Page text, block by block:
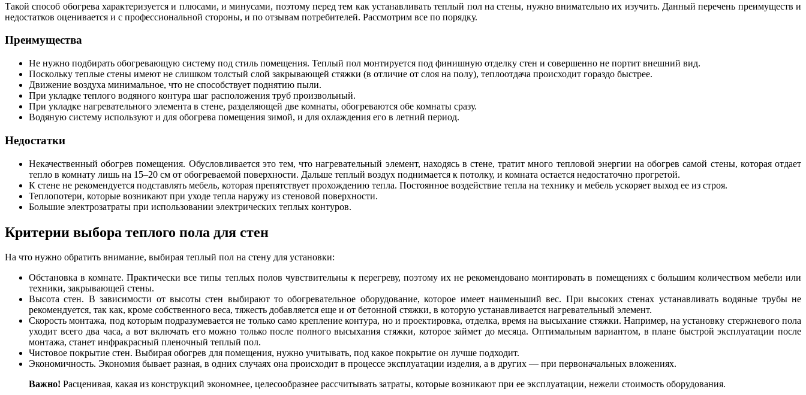
Такой способ обогрева характеризуется и плюсами, и минусами, поэтому перед тем как устанавливать теплый пол на стены, нужно внимательно их изучить. Данный перечень преимуществ и
недостатков оценивается и с профессиональной стороны, и по отзывам потребителей. Рассмотрим все по порядку.
Преимущества
Не нужно подбирать обогревающую систему под стиль помещения. Теплый пол монтируется под финишную отделку стен и совершенно не портит внешний вид.
Поскольку теплые стены имеют не слишком толстый слой закрывающей стяжки (в отличие от слоя на полу), теплоотдача происходит гораздо быстрее.
Движение воздуха минимальное, что не способствует поднятию пыли.
При укладке теплого водяного контура шаг расположения труб произвольный.
При укладке нагревательного элемента в стене, разделяющей две комнаты, обогреваются обе комнаты сразу.
Водяную систему используют и для обогрева помещения зимой, и для охлаждения его в летний период.
Недостатки
Некачественный обогрев помещения. Обусловливается это тем, что нагревательный элемент, находясь в стене, тратит много тепловой энергии на обогрев самой стены, которая отдает
тепло в комнату лишь на 15–20 см от обогреваемой поверхности. Дальше теплый воздух поднимается к потолку, и комната остается недостаточно прогретой.
К стене не рекомендуется подставлять мебель, которая препятствует прохождению тепла. Постоянное воздействие тепла на технику и мебель ускоряет выход ее из строя.
Теплопотери, которые возникают при уходе тепла наружу из стеновой поверхности.
Большие электрозатраты при использовании электрических теплых контуров.
Критерии выбора теплого пола для стен
На что нужно обратить внимание, выбирая теплый пол на стену для установки:
Обстановка в комнате. Практически все типы теплых полов чувствительны к перегреву, поэтому их не рекомендовано монтировать в помещениях с большим количеством мебели или
техники, закрывающей стены.
Высота стен. В зависимости от высоты стен выбирают то обогревательное оборудование, которое имеет наименьший вес. При высоких стенах устанавливать водяные трубы не
рекомендуется, так как, кроме собственного веса, тяжесть добавляется еще и от бетонной стяжки, в которую устанавливается нагревательный элемент.
Скорость монтажа, под которым подразумевается не только само крепление контура, но и проектировка, отделка, время на высыхание стяжки. Например, на установку стержневого пола
уходит всего два часа, а вот включать его можно только после полного высыхания стяжки, которое займет до месяца. Оптимальным вариантом, в плане быстрой эксплуатации после
монтажа, станет инфракрасный пленочный теплый пол.
Чистовое покрытие стен. Выбирая обогрев для помещения, нужно учитывать, под какое покрытие он лучше подходит.
Экономичность. Экономия бывает разная, в одних случаях она происходит в процессе эксплуатации изделия, а в других — при первоначальных вложениях.
Важно! Расценивая, какая из конструкций экономнее, целесообразнее рассчитывать затраты, которые возникают при ее эксплуатации, нежели стоимость оборудования.